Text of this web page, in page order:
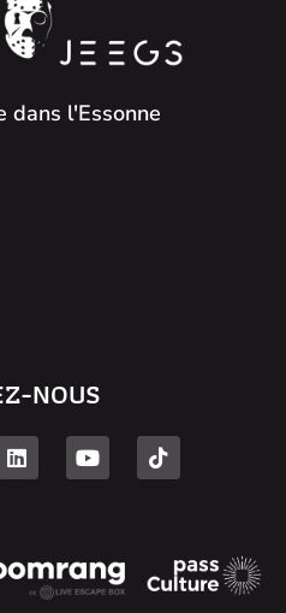
dans l'Essonne
NOUS